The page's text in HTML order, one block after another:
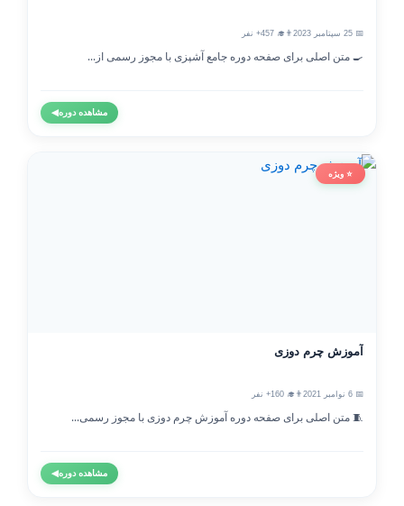
📅 25 سپتامبر 2023 👨‍🎓 457+ نفر
🍳 متن اصلی برای صفحه دوره جامع آشپزی با مجوز رسمی از...
مشاهده دوره◀
⭐ ویژه
آموزش چرم دوزی
📅 6 نوامبر 2021 👨‍🎓 160+ نفر
🧵 متن اصلی برای صفحه دوره آموزش چرم دوزی با مجوز رسمی...
مشاهده دوره◀